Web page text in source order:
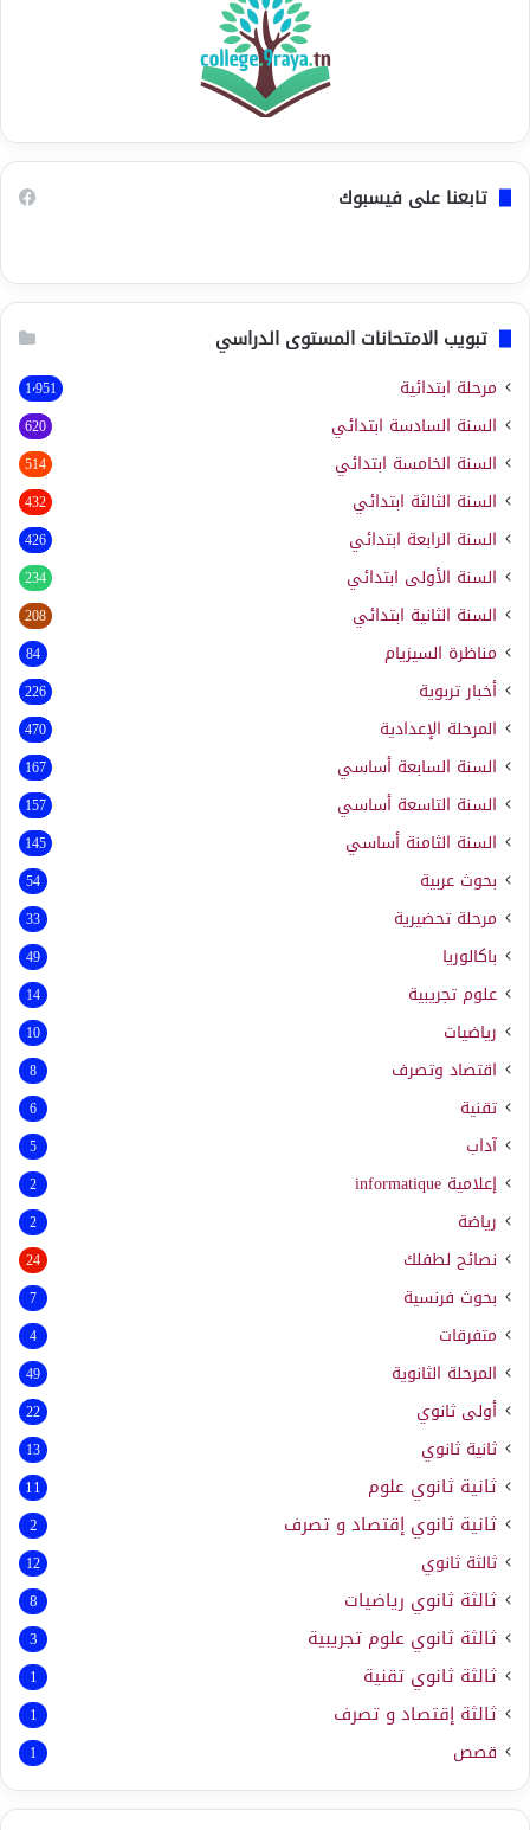
تابعنا على فيسبوك
تبويب الامتحانات المستوى الدراسي
مرحلة ابتدائية 1٬951
السنة السادسة ابتدائي 620
السنة الخامسة ابتدائي 514
السنة الثالثة ابتدائي 432
السنة الرابعة ابتدائي 426
السنة الأولى ابتدائي 234
السنة الثانية ابتدائي 208
مناظرة السيزيام 84
أخبار تربوية 226
المرحلة الإعدادية 470
السنة السابعة أساسي 167
السنة التاسعة أساسي 157
السنة الثامنة أساسي 145
بحوث عربية 54
مرحلة تحضيرية 33
باكالوريا 49
علوم تجريبية 14
رياضيات 10
اقتصاد وتصرف 8
تقنية 6
آداب 5
إعلامية informatique
2
رياضة 2
نصائح لطفلك 24
بحوث فرنسية 7
متفرقات 4
المرحلة الثانوية 49
أولى ثانوي 22
ثانية ثانوي 13
ثانية ثانوي علوم 11
ثانية ثانوي إقتصاد و تصرف 2
ثالثة ثانوي 12
ثالثة ثانوي رياضيات 8
ثالثة ثانوي علوم تجريبية 3
ثالثة ثانوي تقنية 1
ثالثة إقتصاد و تصرف 1
قصص 1